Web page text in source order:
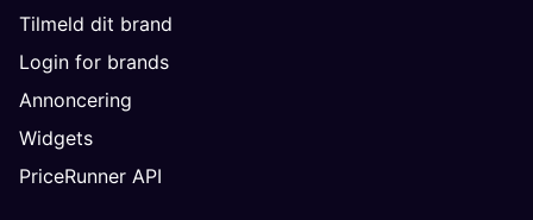
Tilmeld dit brand
Login for brands
Annoncering
Widgets
PriceRunner API